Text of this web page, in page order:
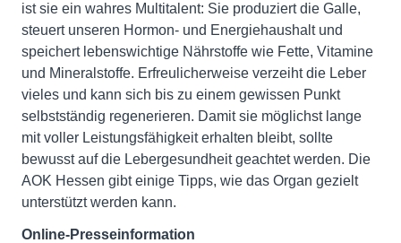
ist sie ein wahres Multitalent: Sie produziert die Galle,
steuert unseren Hormon- und Energiehaushalt und
speichert lebenswichtige Nährstoffe wie Fette, Vitamine
und Mineralstoffe. Erfreulicherweise verzeiht die Leber
vieles und kann sich bis zu einem gewissen Punkt
selbstständig regenerieren. Damit sie möglichst lange
mit voller Leistungsfähigkeit erhalten bleibt, sollte
bewusst auf die Lebergesundheit geachtet werden. Die
AOK Hessen gibt einige Tipps, wie das Organ gezielt
unterstützt werden kann.
Online-Presseinformation